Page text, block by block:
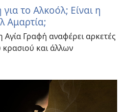
το Αλκοόλ; Είναι η
Αμαρτία;
Αγία Γραφή αναφέρει αρκετές
κρασιού και άλλων